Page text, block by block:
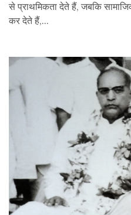
से प्राथमिकता देते हैं, जबकि
कर देते हैं,...